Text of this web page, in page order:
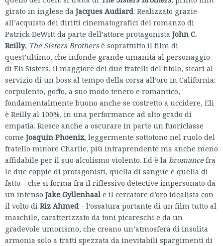
girato in inglese da Jacques Audiard. Realizzato grazie
all’acquisto dei diritti cinematografici del romanzo di
Patrick DeWitt da parte dell’attore protagonista John C.
Reilly, The Sisters Brothersè soprattutto il film di
quest’ultimo, che infonde grande umanità al personaggio
di Eli Sisters, il maggiore dei due fratelli del titolo, sicari al
servizio di un boss al tempo della corsa all’oro in California:
corpulento, goffo, a suo modo tenero e romantico,
fondamentalmente buono anche se costretto a uccidere, Eli
è Reilly al 100%, in una performance ad alto grado di
empatia. Riesce anche a oscurare in parte un fuoriclasse
come Joaquin Phoenix, leggermente sottotono nel ruolo del
fratello minore Charlie, più intraprendente ma anche meno
affidabile per il suo alcolismo violento. Ed è la bromancefra
le due coppie di protagonisti, quella di sangue e quella di
fatto – che si forma fra il riflessivo detective impersonato da
un intenso Jake Gyllenhaal e il cercatore d’oro idealista con
il volto di Riz Ahmed – l’ossatura portante di un film tutto al
maschile, caratterizzato da toni picareschi e da un
gradevole umorismo, che creano un’atmosfera di insolita
armonia solo a tratti spezzata da inevitabili spargimenti di